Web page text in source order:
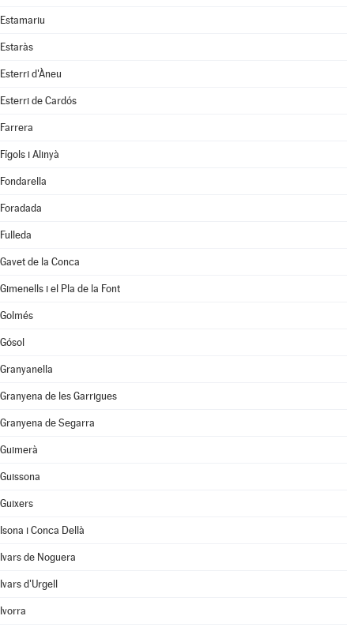
Estamariu
Estaràs
Esterri d'Àneu
Esterri de Cardós
Farrera
Fígols i Alinyà
Fondarella
Foradada
Fulleda
Gavet de la Conca
Gimenells i el Pla de la Font
Golmés
Gósol
Granyanella
Granyena de les Garrigues
Granyena de Segarra
Guimerà
Guissona
Guixers
Isona i Conca Dellà
Ivars de Noguera
Ivars d'Urgell
Ivorra